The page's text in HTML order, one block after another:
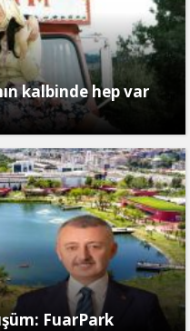
kalbinde hep var
FuarPark